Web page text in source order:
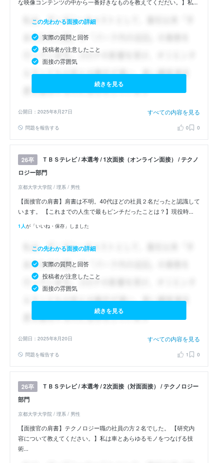
な映像コンテンツの中から一番好きなものを教えてくだだい。】私...
この先わかる面接の詳細
実際の質問と回答
投稿者が注意したこと
面接の雰囲気
続きを見る
公開日：2025年8月27日 すべての内容を見る
問題を報告する 0 0
26卒
ＴＢＳテレビ / 本選考 / 1次面接（オンライン面接） / テクノ
ロジー部門
京都大学大学院 / 理系 / 男性
【面接官の肩書】肩書は不明。40代ほどの社員２名だったと認識して
います。 【これまでの人生で最もピンチだったことは？】現役時...
1人が「いいね・保存」しました
この先わかる面接の詳細
実際の質問と回答
投稿者が注意したこと
面接の雰囲気
続きを見る
公開日：2025年8月20日 すべての内容を見る
問題を報告する 1 0
26卒
ＴＢＳテレビ / 本選考 / 2次面接（対面面接） / テクノロジー
部門
京都大学大学院 / 理系 / 男性
【面接官の肩書】テクノロジー職の社員の方２名でした。 【研究内
容について教えてください。】私は車とあらゆるモノをつなげる技
術...